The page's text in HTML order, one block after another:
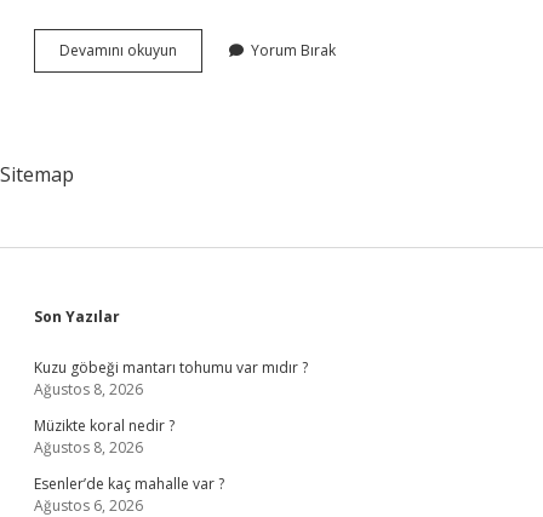
Devamını okuyun
Alametleri
Yorum Bırak
Sitemap
Sidebar
Son Yazılar
Kuzu göbeği mantarı tohumu var mıdır ?
Ağustos 8, 2026
Müzikte koral nedir ?
Ağustos 8, 2026
Esenler’de kaç mahalle var ?
Ağustos 6, 2026